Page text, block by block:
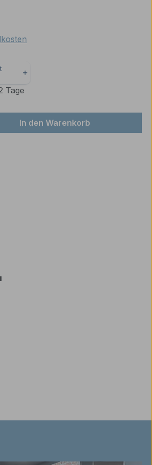
Tage
gewünschten Wert
In den Warenkorb